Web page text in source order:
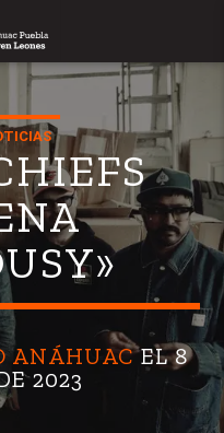
ANÁHUACEL 8
2023